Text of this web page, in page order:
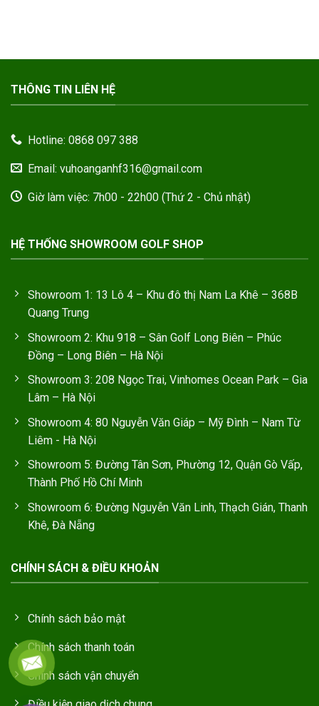
THÔNG TIN LIÊN HỆ
Hotline: 0868 097 388
Email: vuhoanganhf316@gmail.com
Giờ làm việc: 7h00 - 22h00 (Thứ 2 - Chủ nhật)
HỆ THỐNG SHOWROOM GOLF SHOP
Showroom 1: 13 Lô 4 – Khu đô thị Nam La Khê – 368B
Quang Trung
Showroom 2: Khu 918 – Sân Golf Long Biên – Phúc
Đồng – Long Biên – Hà Nội
Showroom 3: 208 Ngọc Trai, Vinhomes Ocean Park – Gia
Lâm – Hà Nội
Showroom 4: 80 Nguyễn Văn Giáp – Mỹ Đình – Nam Từ
Liêm - Hà Nội
Showroom 5: Đường Tân Sơn, Phường 12, Quận Gò Vấp,
Thành Phố Hồ Chí Minh
Showroom 6: Đường Nguyễn Văn Linh, Thạch Gián, Thanh
Khê, Đà Nẵng
CHÍNH SÁCH & ĐIỀU KHOẢN
Chính sách bảo mật
Chính sách thanh toán
Chính sách vận chuyển